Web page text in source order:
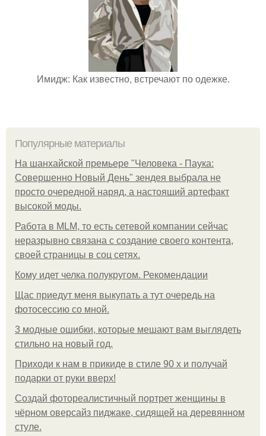
Имидж: Как известно, встречают по одежке.
Популярные материалы
На шанхайской премьере "Человека - Паука:
Совершенно Новый День" зендея выбрала не
просто очередной наряд, а настоящий артефакт
высокой моды.
Работа в MLM, то есть сетевой компании сейчас
неразрывно связана с создание своего контента,
своей страницы в соц сетях.
Кому идет челка полукругом. Рекомендации
Щас приедут меня выкупать а тут очередь на
фотосессию со мной.
3 модные ошибки, которые мешают вам выглядеть
стильно на новый год.
Приходи к нам в прикиде в стиле 90 х и получай
подарки от руки вверх!
Создай фотореалистичный портрет женщины в
чёрном оверсайз пиджаке, сидящей на деревянном
стуле.